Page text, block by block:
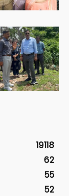
19118
62
55
52